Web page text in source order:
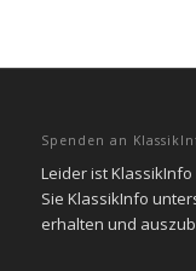
Spenden an
Leider ist
Sie KlassikInfo
erhalten und